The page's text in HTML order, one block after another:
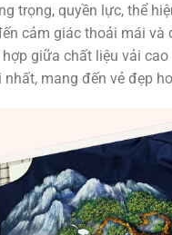
trọng, quyền lực, thể
cảm giác thoải mái và
giữa chất liệu vải
nhất, mang đến vẻ đẹp